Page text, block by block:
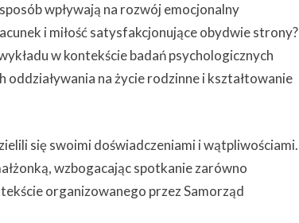
wpływają na rozwój emocjonalny
i miłość satysfakcjonujące obydwie strony?
w kontekście badań psychologicznych
na życie rodzinne i kształtowanie
się swoimi doświadczeniami i wątpliwościami.
wzbogacając spotkanie zarówno
organizowanego przez Samorząd